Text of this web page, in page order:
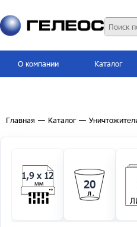
О компании Каталог
Главная — Каталог —
1,9 x 12
20